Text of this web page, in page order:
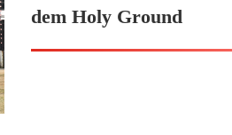
dem Holy Ground